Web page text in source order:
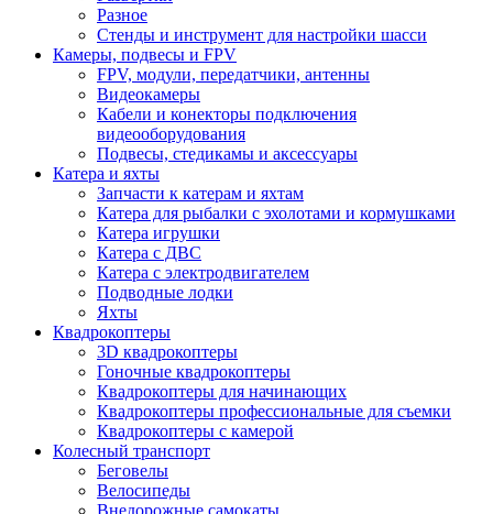
Разное
Стенды и инструмент для настройки шасси
Камеры, подвесы и FPV
FPV, модули, передатчики, антенны
Видеокамеры
Кабели и конекторы подключения
видеооборудования
Подвесы, стедикамы и аксессуары
Катера и яхты
Запчасти к катерам и яхтам
Катера для рыбалки с эхолотами и кормушками
Катера игрушки
Катера с ДВС
Катера с электродвигателем
Подводные лодки
Яхты
Квадрокоптеры
3D квадрокоптеры
Гоночные квадрокоптеры
Квадрокоптеры для начинающих
Квадрокоптеры профессиональные для съемки
Квадрокоптеры с камерой
Колесный транспорт
Беговелы
Велосипеды
Внедорожные самокаты